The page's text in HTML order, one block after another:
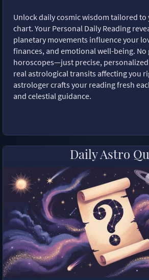
Unlock daily cosmic wisdom tailored
chart. Your Personal Daily Reading
planetary movements influence your
finances, and emotional well-being. No
horoscopes—just precise,
real astrological transits affecting you
astrologer crafts your reading fresh
and celestial guidance.
Daily Astro